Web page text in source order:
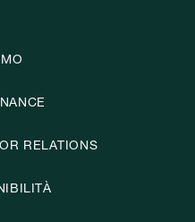
RELATIONS